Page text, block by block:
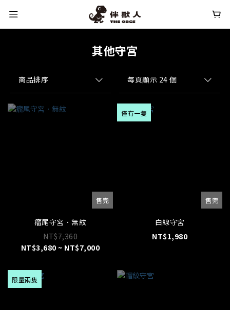
其他守宮
商品排序 每頁顯示 24 個
售完
瘤尾守宮．無紋
NT$7,360
NT$3,680 ~ NT$7,000
僅有一隻
售完
白線守宮
NT$1,980
限量兩隻